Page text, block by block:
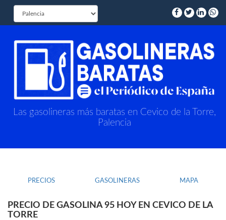
Las gasolineras más baratas en Cevico de la Torre,
Palencia
PRECIOS GASOLINERAS MAPA
PRECIO DE GASOLINA 95 HOY EN CEVICO DE LA
TORRE